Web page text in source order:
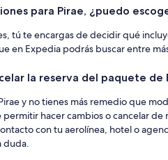
para Pirae, ¿puedo
tú te encargas de decidir qué
en Expedia podrás buscar entre
la reserva del paquete de
y no tienes más remedio que
hacer cambios o cancelar
con tu aerolínea, hotel o
duda.